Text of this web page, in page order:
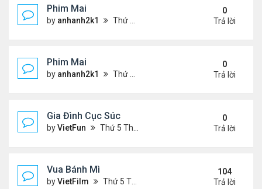
Phim Mai
by anhanh2k1 Thứ 2 Tháng 5 20, 2024 2:03 am
0
Trả lời
Phim Mai
by anhanh2k1 Thứ 6 Tháng 5 17, 2024 9:42 pm
0
Trả lời
Gia Đình Cục Súc
byVietFun Thứ 5 Tháng 1 19, 2023 4:42 pm
0
Trả lời
Vua Bánh Mì
byVietFilm Thứ 5 Tháng 10 15, 2020 1:26 pm
104
Trả lời